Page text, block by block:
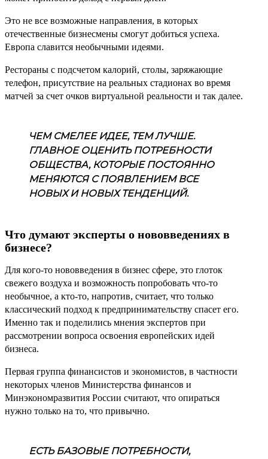
Это не все возможные направления, в которых
отечественные бизнесмены смогут добиться успеха.
Европа славится необычными идеями.
Рестораны с подсчетом калорий, столы, заряжающие
телефон, присутствие на реальных стадионах во время
матчей за счет очков виртуальной реальности и так далее.
ЧЕМ СМЕЛЕЕ ИДЕЕ, ТЕМ ЛУЧШЕ.
ГЛАВНОЕ ОЦЕНИТЬ ПОТРЕБНОСТИ
ОБЩЕСТВА, КОТОРЫЕ ПОСТОЯННО
МЕНЯЮТСЯ С ПОЯВЛЕНИЕМ ВСЕ
НОВЫХ И НОВЫХ ТЕНДЕНЦИЙ.
Что думают эксперты о нововведениях в
бизнесе?
Для кого-то нововведения в бизнес сфере, это глоток
свежего воздуха и возможность попробовать что-то
необычное, а кто-то, напротив, считает, что только
классический подход к предпринимательству спасет его.
Именно так и поделились мнения экспертов при
рассмотрении вопроса освоения европейских идей
бизнеса.
Первая группа финансистов и экономистов, в частности
некоторых членов Министерства финансов и
Минэкономразвития России считают, что опираться
нужно только на то, что привычно.
ЕСТЬ БАЗОВЫЕ ПОТРЕБНОСТИ,